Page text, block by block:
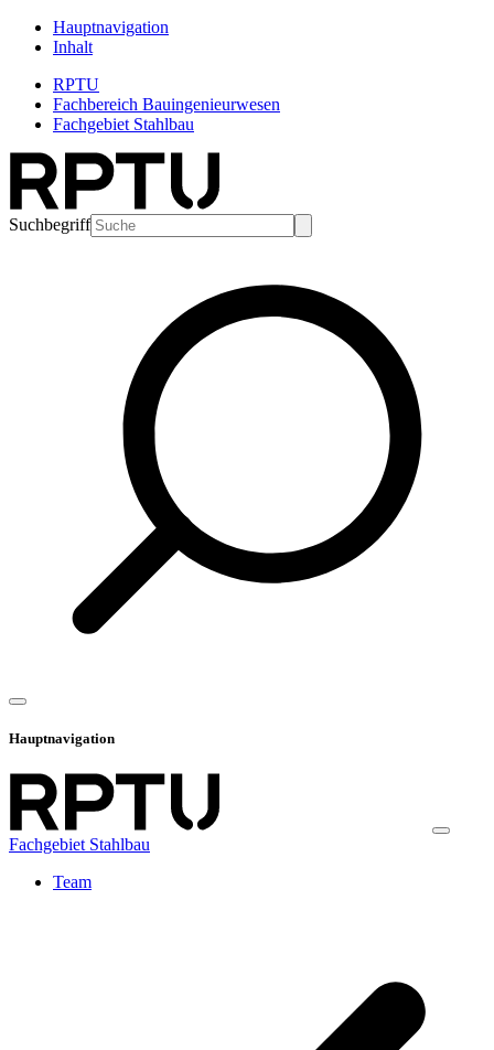
Hauptnavigation
Inhalt
RPTU
Fachbereich Bauingenieurwesen
Fachgebiet Stahlbau
Suchbegriff
Hauptnavigation
Fachgebiet Stahlbau
Team